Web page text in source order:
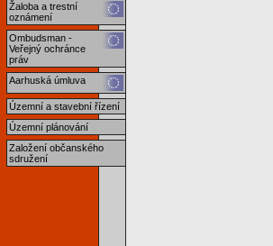
Žaloba a trestní
oznámení
Ombudsman -
Veřejný ochránce
práv
Aarhuská úmluva
Územní a stavební řízení
Územní plánování
Založení občanského
sdružení